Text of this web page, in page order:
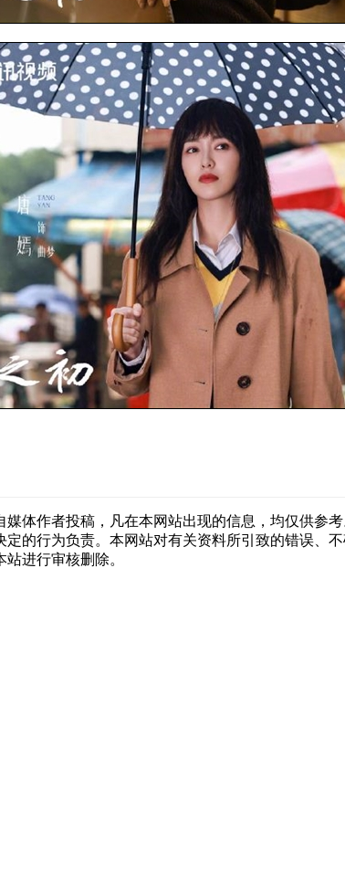
体作者投稿，凡在本网站出现的信息，均仅供参
的行为负责。本网站对有关资料所引致的错误、
进行审核删除。